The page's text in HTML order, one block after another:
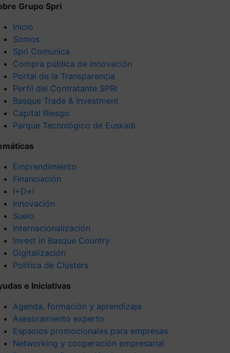
Grupo Spri
Inicio
Somos
Spri Comunica
Compra pública de innovación
Portal de la Transparencia
Perfil del Contratante SPRI
Basque Trade & Investment
Capital Riesgo
Parque Tecnológico de Euskadi
Emprendimiento
Financiación
I+D+i
Innovación
Suelo
Internacionalización
Invest in Basque Country
Digitalización
Política de Clústers
e Iniciativas
Agenda, formación y aprendizaje
Asesoramiento experto
Espacios promocionales para empresas
Networking y cooperación empresarial